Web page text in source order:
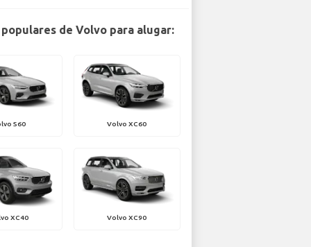
de Volvo para alugar:
S60 Volvo XC60
XC40 Volvo XC90